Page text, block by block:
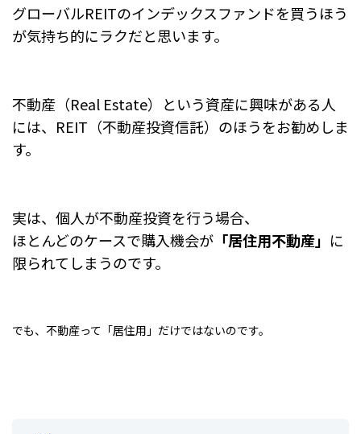
グローバルREITのインデックスファンドを買うほう
が気持ち的にラクだと思います。
不動産（Real Estate）という資産に興味がある人
には、REIT（不動産投資信託）のほうをお勧めしま
す。
実は、個人が不動産投資を行う場合、
ほとんどのケースで購入機会が 「居住用不動産」 に
限られてしまうのです。
でも、不動産って「居住用」だけではないのです。